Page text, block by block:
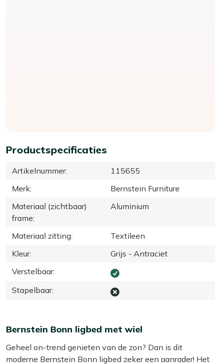
Productspecificaties
Artikelnummer:
115655
Merk:
Bernstein Furniture
Materiaal (zichtbaar)
frame:
Aluminium
Materiaal zitting:
Textileen
Kleur:
Grijs - Antraciet
Verstelbaar:
Stapelbaar:
Bernstein Bonn ligbed met wiel
Geheel on-trend genieten van de zon? Dan is dit
moderne Bernstein Bonn ligbed zeker een aanrader! Het